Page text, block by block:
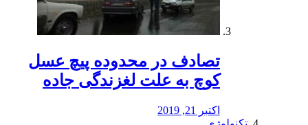
تصادف در محدوده پیچ عسل
کوچ به علت لغزندگی جاده
اکتبر 21, 2019